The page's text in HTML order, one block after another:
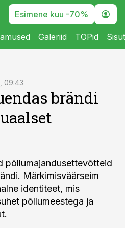
Esimene kuu -70%
Galeriid TOPid
09:43
brändi
põllumajandusettevõtteid
Märkimisväärseim
identiteet, mis
põllumeestega ja